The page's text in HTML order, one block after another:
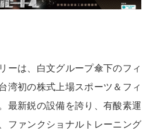
ーは、白文グループ傘下のフィ
湾初の株式上場スポーツ＆フィ
最新鋭の設備を誇り、有酸素運
ファンクショナルトレーニング